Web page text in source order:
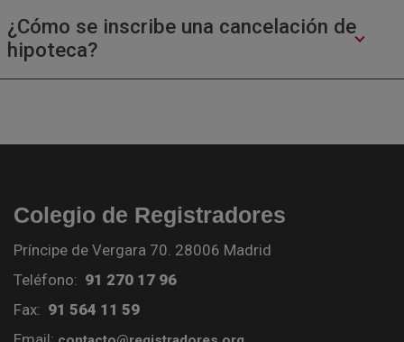
¿Cómo se inscribe una cancelación de
hipoteca?
Colegio de Registradores
Príncipe de Vergara 70. 28006 Madrid
Teléfono: 91 270 17 96
Fax: 91 564 11 59